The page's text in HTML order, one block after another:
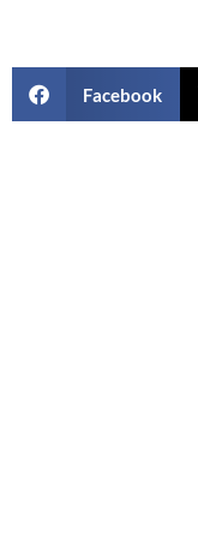
Facebook